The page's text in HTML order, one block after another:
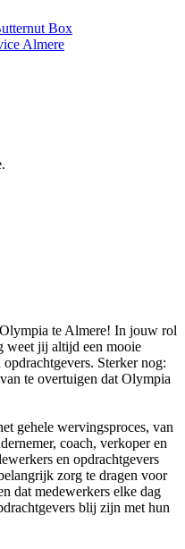
Box
Almere
te Almere! In jouw rol
weet jij altijd een mooie
Sterker nog:
te overtuigen dat Olympia
gehele wervingsproces, van
coach, verkoper en
en opdrachtgevers
zorg te dragen voor
dat medewerkers elke dag
blij zijn met hun